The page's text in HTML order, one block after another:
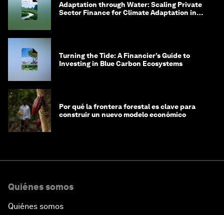
Adaptation through Water: Scaling Private
Sector Finance for Climate Adaptation in
Turning the Tide: A Financier’s Guide to
Investing in Blue Carbon Ecosystems
Por qué la frontera forestal es clave para
construir un nuevo modelo económico
Quiénes somos
Quiénes somos